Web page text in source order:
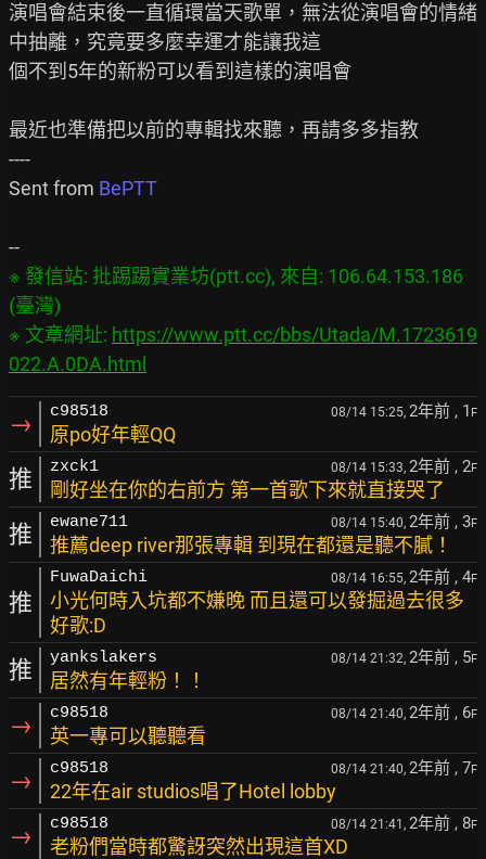
演唱會結束後一直循環當天歌單，無法從演唱會的情緒
中抽離，究竟要多麼幸運才能讓我這
個不到5年的新粉可以看到這樣的演唱會
最近也準備把以前的專輯找來聽，再請多多指教
----
Sent from BePTT
※ 發信站: 批踢踢實業坊(ptt.cc), 來自: 106.64.153.186
(臺灣)
※ 文章網址: https://www.ptt.cc/bbs/Utada/M.1723619
022.A.0DA.html
→ c98518 08/14 15:25, 2年前 , 1 F
原po好年輕QQ
推 zxck1 08/14 15:33, 2年前 , 2F
剛好坐在你的右前方 第一首歌下來就直接哭了
推 ewane711 08/14 15:40, 2年前 , 3F
推薦deep river那張專輯 到現在都還是聽不膩！
推
FuwaDaichi 08/14 16:55, 2年前 , 4F
小光何時入坑都不嫌晚 而且還可以發掘過去很多
好歌:D
推 yankslakers 08/14 21:32, 2年前 , 5F
居然有年輕粉！！
→ c98518 08/14 21:40, 2年前 , 6F
英一專可以聽聽看
→ c98518 08/14 21:40, 2年前 , 7F
22年在air studios唱了Hotel lobby
→ c98518 08/14 21:41, 2年前 , 8F
老粉們當時都驚訝突然出現這首XD